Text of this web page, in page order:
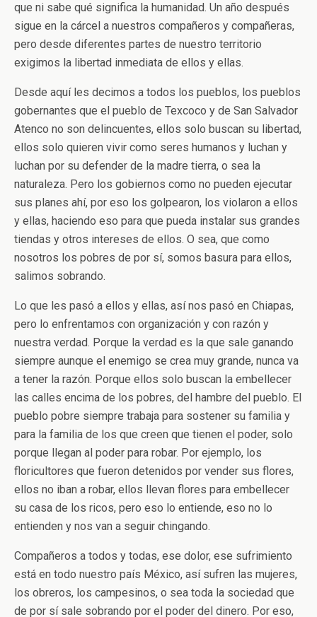
que ni sabe qué significa la humanidad. Un año después
sigue en la cárcel a nuestros compañeros y compañeras,
pero desde diferentes partes de nuestro territorio
exigimos la libertad inmediata de ellos y ellas.
Desde aquí les decimos a todos los pueblos, los pueblos
gobernantes que el pueblo de Texcoco y de San Salvador
Atenco no son delincuentes, ellos solo buscan su libertad,
ellos solo quieren vivir como seres humanos y luchan y
luchan por su defender de la madre tierra, o sea la
naturaleza. Pero los gobiernos como no pueden ejecutar
sus planes ahí, por eso los golpearon, los violaron a ellos
y ellas, haciendo eso para que pueda instalar sus grandes
tiendas y otros intereses de ellos. O sea, que como
nosotros los pobres de por sí, somos basura para ellos,
salimos sobrando.
Lo que les pasó a ellos y ellas, así nos pasó en Chiapas,
pero lo enfrentamos con organización y con razón y
nuestra verdad. Porque la verdad es la que sale ganando
siempre aunque el enemigo se crea muy grande, nunca va
a tener la razón. Porque ellos solo buscan la embellecer
las calles encima de los pobres, del hambre del pueblo. El
pueblo pobre siempre trabaja para sostener su familia y
para la familia de los que creen que tienen el poder, solo
porque llegan al poder para robar. Por ejemplo, los
floricultores que fueron detenidos por vender sus flores,
ellos no iban a robar, ellos llevan flores para embellecer
su casa de los ricos, pero eso lo entiende, eso no lo
entienden y nos van a seguir chingando.
Compañeros a todos y todas, ese dolor, ese sufrimiento
está en todo nuestro país México, así sufren las mujeres,
los obreros, los campesinos, o sea toda la sociedad que
de por sí sale sobrando por el poder del dinero. Por eso,